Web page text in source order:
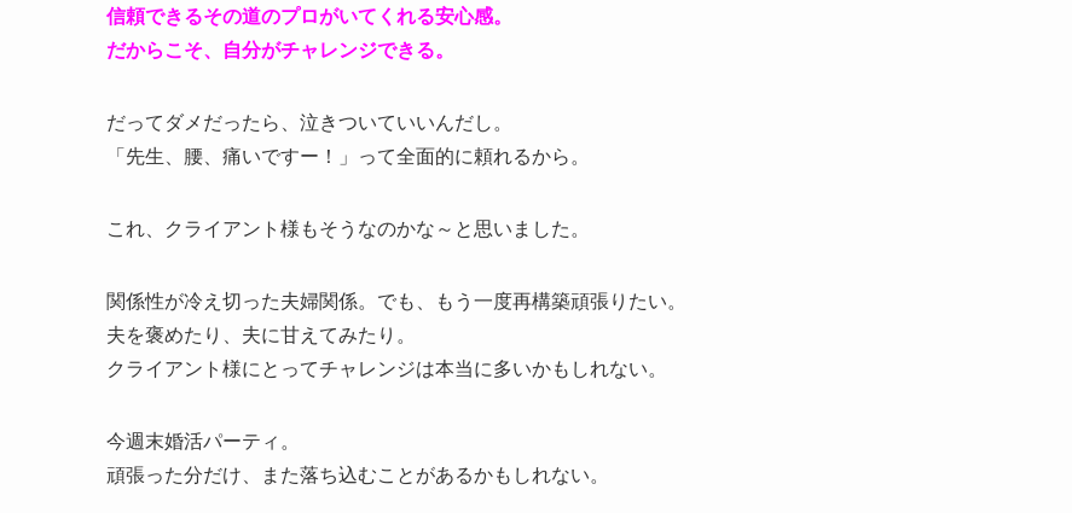
信頼できるその道のプロがいてくれる安心感。
だからこそ、自分がチャレンジできる。
だってダメだったら、泣きついていいんだし。
「先生、腰、痛いですー！」って全面的に頼れるから。
これ、クライアント様もそうなのかな～と思いました。
関係性が冷え切った夫婦関係。でも、もう一度再構築頑張りたい。
夫を褒めたり、夫に甘えてみたり。
クライアント様にとってチャレンジは本当に多いかもしれない。
今週末婚活パーティ。
頑張った分だけ、また落ち込むことがあるかもしれない。